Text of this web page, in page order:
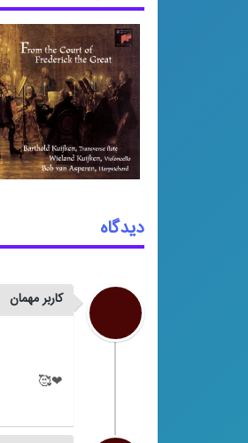
دیدگاه
کاربر مهمان